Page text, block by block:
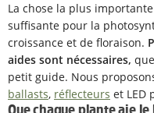
La chose la plus
suffisante pour la
croissance et de floraison.
aides sont nécessaires,
petit guide. Nous
ballasts, réflecteurs et LED